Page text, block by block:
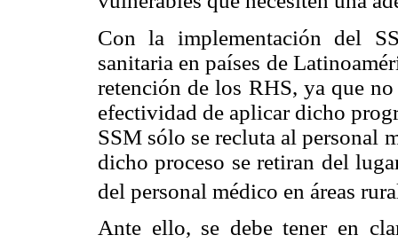
Con la implementación del
sanitaria en países de
retención de los RHS, ya que
efectividad de aplicar dicho
SSM sólo se recluta al personal
dicho proceso se retiran del
del personal médico en áreas
Ante ello, se debe tener en